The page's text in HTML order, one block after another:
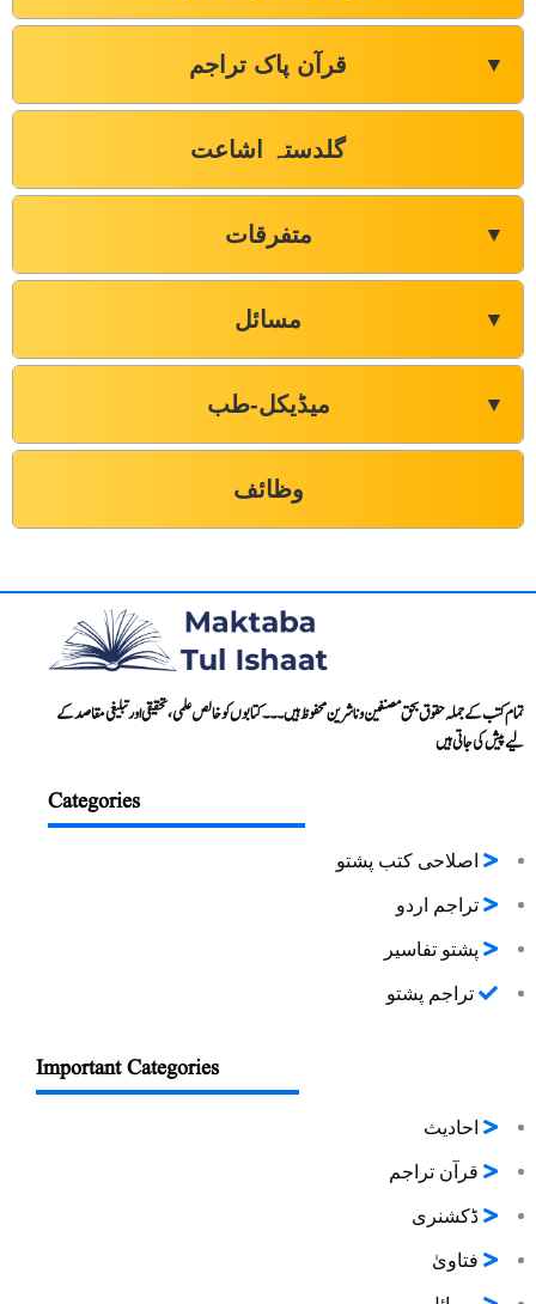
قرآن پاک تراجم ▼
گلدستہ اشاعت
متفرقات ▼
مسائل ▼
میڈیکل-طب ▼
وظائف
تمام کتب کے جملہ حقوق بحق مصنفین و ناشرین محفوظ ہیں۔۔۔ کتابوں کو خالص علمی، تحقیقی اور تبلیغی مقاصد کے
لیے پیش کی جاتی ہیں
Categories
اصلاحی کتب پشتو
تراجم اردو
پشتو تفاسیر
تراجم پشتو
Important Categories
احادیث
قرآن تراجم
ڈکشنری
فتاویٰ